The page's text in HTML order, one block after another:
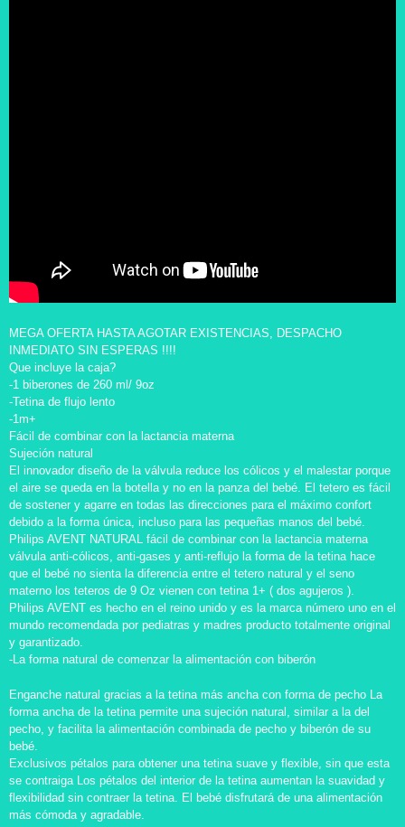
MEGA OFERTA HASTA AGOTAR EXISTENCIAS, DESPACHO
INMEDIATO SIN ESPERAS !!!!
Que incluye la caja?
-1 biberones de 260 ml/ 9oz
-Tetina de flujo lento
-1m+
Fácil de combinar con la lactancia materna
Sujeción natural
El innovador diseño de la válvula reduce los cólicos y el malestar porque
el aire se queda en la botella y no en la panza del bebé. El tetero es fácil
de sostener y agarre en todas las direcciones para el máximo confort
debido a la forma única, incluso para las pequeñas manos del bebé.
Philips AVENT NATURAL fácil de combinar con la lactancia materna
válvula anti-cólicos, anti-gases y anti-reflujo la forma de la tetina hace
que el bebé no sienta la diferencia entre el tetero natural y el seno
materno los teteros de 9 Oz vienen con tetina 1+ ( dos agujeros ).
Philips AVENT es hecho en el reino unido y es la marca número uno en el
mundo recomendada por pediatras y madres producto totalmente original
y garantizado.
-La forma natural de comenzar la alimentación con biberón
Enganche natural gracias a la tetina más ancha con forma de pecho La
forma ancha de la tetina permite una sujeción natural, similar a la del
pecho, y facilita la alimentación combinada de pecho y biberón de su
bebé.
Exclusivos pétalos para obtener una tetina suave y flexible, sin que esta
se contraiga Los pétalos del interior de la tetina aumentan la suavidad y
flexibilidad sin contraer la tetina. El bebé disfrutará de una alimentación
más cómoda y agradable.